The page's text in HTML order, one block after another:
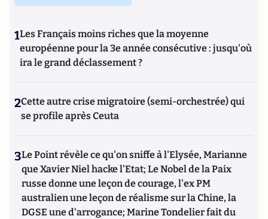
1Les Français moins riches que la moyenne
européenne pour la 3e année consécutive : jusqu'où
ira le grand déclassement ?
2Cette autre crise migratoire (semi-orchestrée) qui
se profile après Ceuta
3Le Point révèle ce qu'on sniffe à l'Elysée, Marianne
que Xavier Niel hacke l'Etat; Le Nobel de la Paix
russe donne une leçon de courage, l'ex PM
australien une leçon de réalisme sur la Chine, la
DGSE une d'arrogance; Marine Tondelier fait du